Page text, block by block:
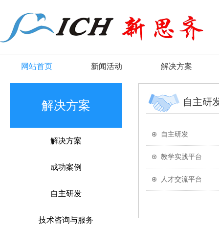
网站首页 新闻活动 解决方案
解决方案
解决方案
成功案例
自主研发
技术咨询与服务
自主研
自主研发
教学实践平台
人才交流平台